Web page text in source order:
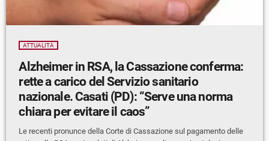
ATTUALITÀ
Alzheimer in RSA, la Cassazione conferma:
rette a carico del Servizio sanitario
nazionale. Casati (PD): “Serve una norma
chiara per evitare il caos”
Le recenti pronunce della Corte di Cassazione sul pagamento delle